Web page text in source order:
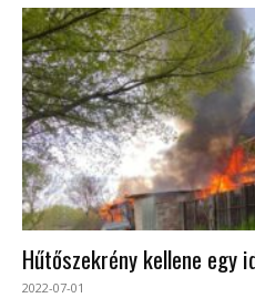
Hűtőszekrény kellene egy
2022-07-01